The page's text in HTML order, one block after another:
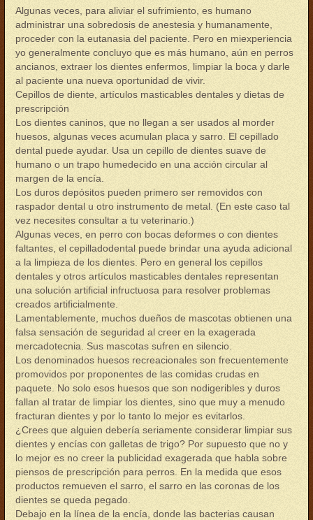
Algunas veces, para aliviar el sufrimiento, es humano
administrar una sobredosis de anestesia y humanamente,
proceder con la eutanasia del paciente. Pero en miexperiencia
yo generalmente concluyo que es más humano, aún en perros
ancianos, extraer los dientes enfermos, limpiar la boca y darle
al paciente una nueva oportunidad de vivir.
Cepillos de diente, artículos masticables dentales y dietas de
prescripción
Los dientes caninos, que no llegan a ser usados al morder
huesos, algunas veces acumulan placa y sarro. El cepillado
dental puede ayudar. Usa un cepillo de dientes suave de
humano o un trapo humedecido en una acción circular al
margen de la encía.
Los duros depósitos pueden primero ser removidos con
raspador dental u otro instrumento de metal. (En este caso tal
vez necesites consultar a tu veterinario.)
Algunas veces, en perro con bocas deformes o con dientes
faltantes, el cepilladodental puede brindar una ayuda adicional
a la limpieza de los dientes. Pero en general los cepillos
dentales y otros artículos masticables dentales representan
una solución artificial infructuosa para resolver problemas
creados artificialmente.
Lamentablemente, muchos dueños de mascotas obtienen una
falsa sensación de seguridad al creer en la exagerada
mercadotecnia. Sus mascotas sufren en silencio.
Los denominados huesos recreacionales son frecuentemente
promovidos por proponentes de las comidas crudas en
paquete. No solo esos huesos que son nodigeribles y duros
fallan al tratar de limpiar los dientes, sino que muy a menudo
fracturan dientes y por lo tanto lo mejor es evitarlos.
¿Crees que alguien debería seriamente considerar limpiar sus
dientes y encías con galletas de trigo? Por supuesto que no y
lo mejor es no creer la publicidad exagerada que habla sobre
piensos de prescripción para perros. En la medida que esos
productos remueven el sarro, el sarro en las coronas de los
dientes se queda pegado.
Debajo en la línea de la encía, donde las bacterias causan